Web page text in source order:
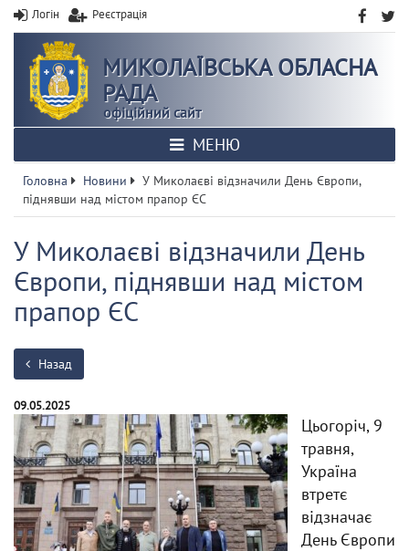
Логін Реєстрація
МИКОЛАЇВСЬКА ОБЛАСНА
РАДА
офіційний сайт
МЕНЮ
Головна Новини
У Миколаєві відзначили День Європи,
піднявши над містом прапор ЄС
У Миколаєві відзначили День
Європи, піднявши над містом
прапор ЄС
Назад
09.05.2025
Цьогоріч, 9
травня,
Україна
втретє
відзначає
День Європи